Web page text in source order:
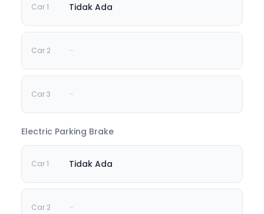
Tidak Ada
-
-
Electric Parking Brake
Tidak Ada
-